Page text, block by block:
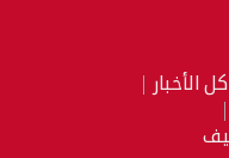
كل الأخبار